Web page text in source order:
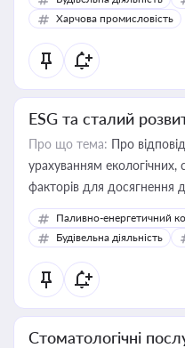
Харчова промисловість
ESG та сталий
Про що тема: Про
урахуванням екологічних,
факторів для досягнення
Паливно-енергетичний
Будівельна діяльність
Стоматологічні